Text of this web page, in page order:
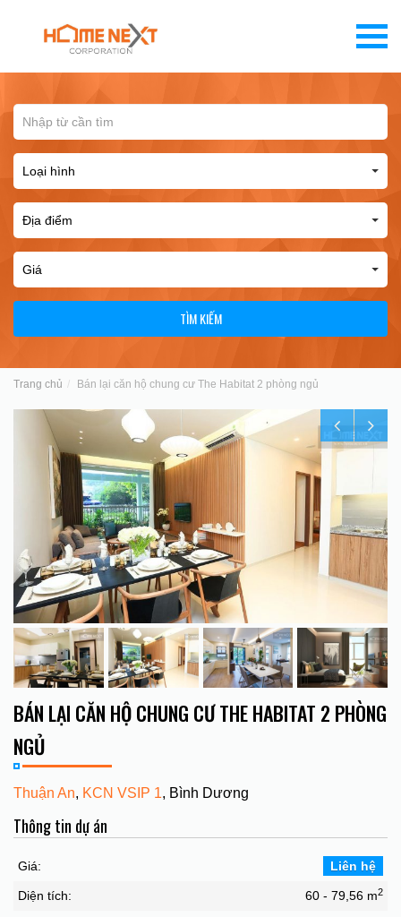
TÌM KIẾM
Trang chủ Bán lại căn hộ chung cư The Habitat 2 phòng ngủ
BÁN LẠI CĂN HỘ CHUNG CƯ THE HABITAT 2 PHÒNG
NGỦ
Thuận An, KCN VSIP 1, Bình Dương
Thông tin dự án
Giá: Liên hệ
Diện tích: 60 - 79,56 m2